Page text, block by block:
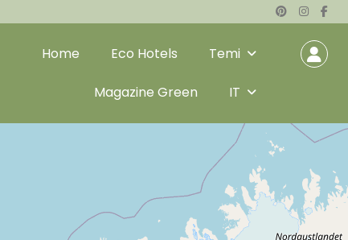
Home Eco Hotels Temi
Magazine Green IT